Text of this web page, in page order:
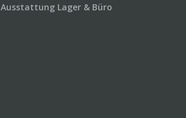
Ausstattung Lager & Büro